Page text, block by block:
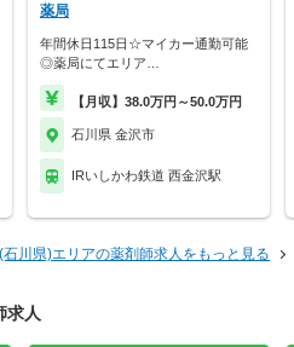
薬局
年間休日115日☆マイカー通勤可能
◎薬局にてエリア…
【月収】38.0万円～50.0万円
石川県 金沢市
IRいしかわ鉄道 西金沢駅
石川県)エリアの薬剤師求人をもっと見る
求人